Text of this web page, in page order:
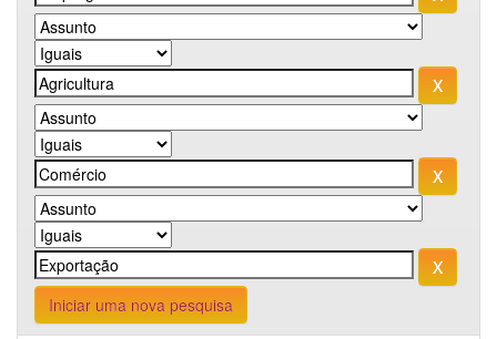
Iniciar uma nova pesquisa